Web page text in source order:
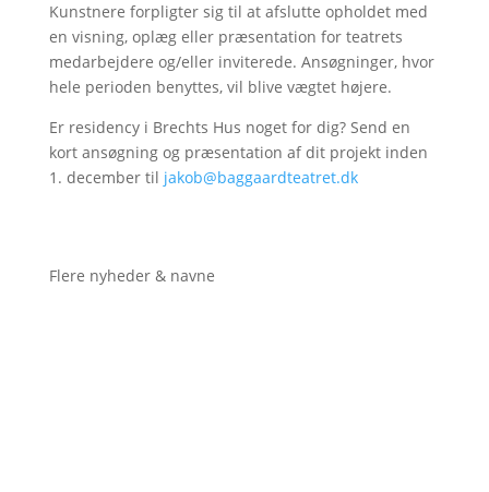
Kunstnere forpligter sig til at afslutte opholdet med
en visning, oplæg eller præsentation for teatrets
medarbejdere og/eller inviterede. Ansøgninger, hvor
hele perioden benyttes, vil blive vægtet højere.
Er residency i Brechts Hus noget for dig? Send en
kort ansøgning og præsentation af dit projekt inden
1. december til jakob@baggaardteatret.dk
Flere nyheder & navne